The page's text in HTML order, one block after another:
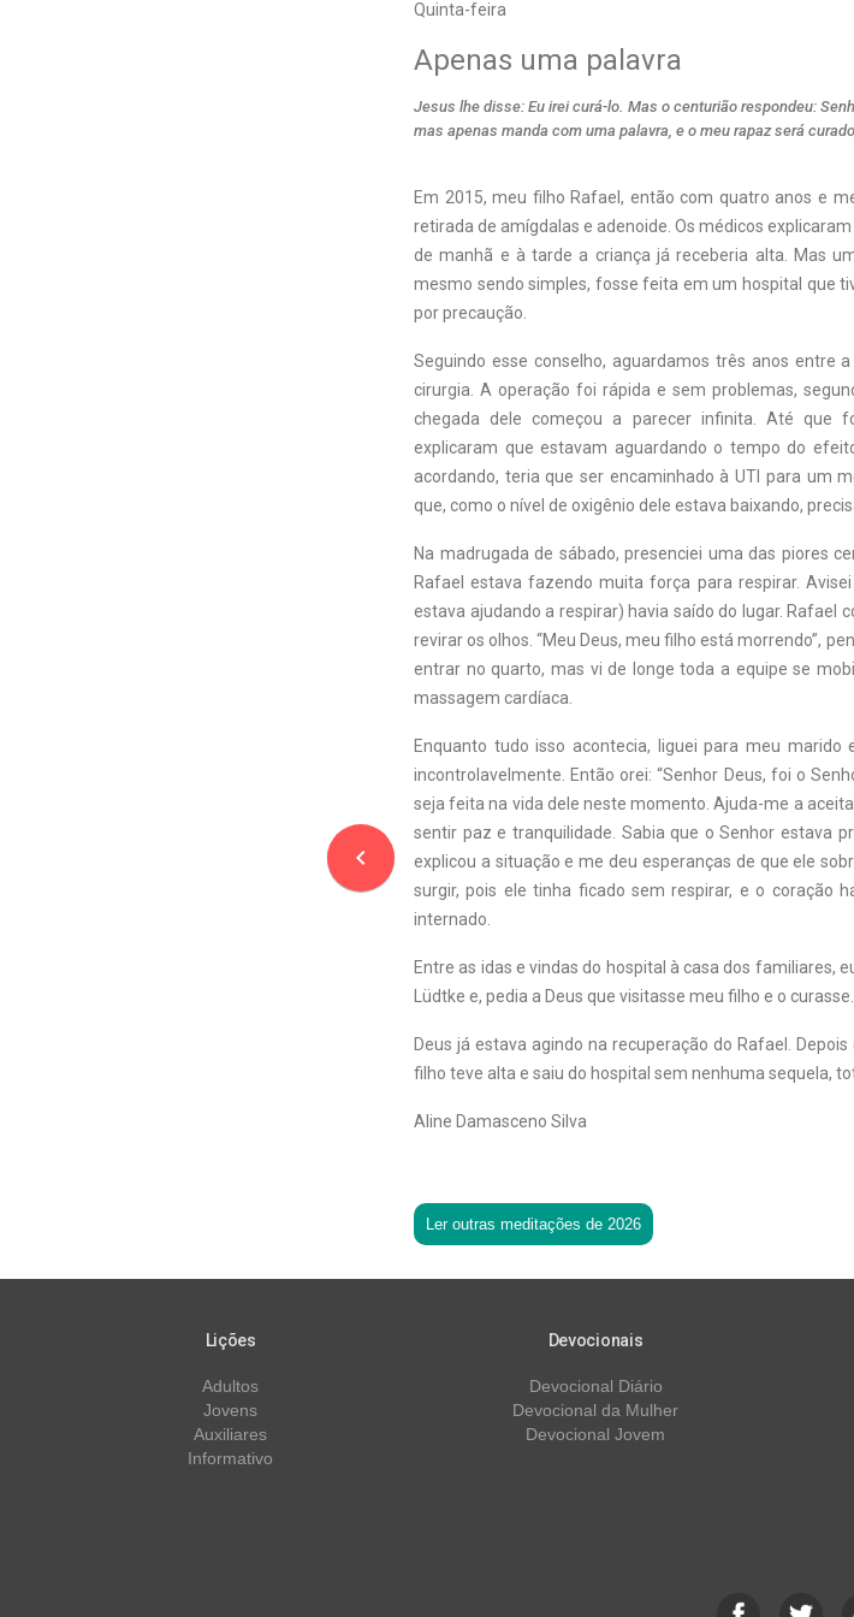
Quinta-feira
navigate_before
Apenas uma palavra
Jesus lhe disse: Eu irei curá-lo. Mas o centurião respondeu:
mas apenas manda com uma palavra, e o meu rapaz será
Em 2015, meu filho Rafael, então com quatro anos e
retirada de amígdalas e adenoide. Os médicos
de manhã e à tarde a criança já receberia alta. Mas
mesmo sendo simples, fosse feita em um hospital que
por precaução.
Seguindo esse conselho, aguardamos três anos entre
cirurgia. A operação foi rápida e sem problemas,
chegada dele começou a parecer infinita. Até que
explicaram que estavam aguardando o tempo do
acordando, teria que ser encaminhado à UTI para um
que, como o nível de oxigênio dele estava baixando,
Na madrugada de sábado, presenciei uma das piores
Rafael estava fazendo muita força para respirar.
estava ajudando a respirar) havia saído do lugar. Rafael
revirar os olhos. “Meu Deus, meu filho está morrendo”,
entrar no quarto, mas vi de longe toda a equipe se
massagem cardíaca.
Enquanto tudo isso acontecia, liguei para meu marido
incontrolavelmente. Então orei: “Senhor Deus, foi o
seja feita na vida dele neste momento. Ajuda-me a
sentir paz e tranquilidade. Sabia que o Senhor estava
explicou a situação e me deu esperanças de que ele
surgir, pois ele tinha ficado sem respirar, e o coração
internado.
Entre as idas e vindas do hospital à casa dos familiares,
Lüdtke e, pedia a Deus que visitasse meu filho e o curasse.
Deus já estava agindo na recuperação do Rafael.
filho teve alta e saiu do hospital sem nenhuma sequela,
Aline Damasceno Silva
Ler outras meditações de 2026
Lições
Adultos
Jovens
Auxiliares
Informativo
Devocionais
Devocional Diário
Devocional da Mulher
Devocional Jovem